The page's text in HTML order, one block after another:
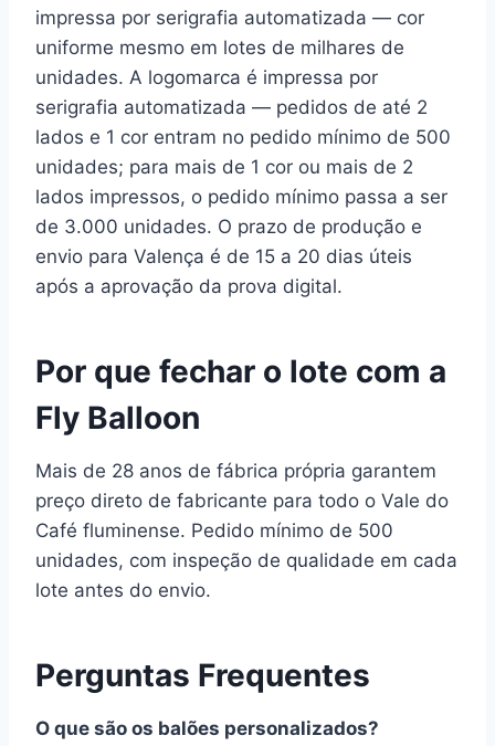
impressa por serigrafia automatizada — cor
uniforme mesmo em lotes de milhares de
unidades. A logomarca é impressa por
serigrafia automatizada — pedidos de até 2
lados e 1 cor entram no pedido mínimo de 500
unidades; para mais de 1 cor ou mais de 2
lados impressos, o pedido mínimo passa a ser
de 3.000 unidades. O prazo de produção e
envio para Valença é de 15 a 20 dias úteis
após a aprovação da prova digital.
Por que fechar o lote com a
Fly Balloon
Mais de 28 anos de fábrica própria garantem
preço direto de fabricante para todo o Vale do
Café fluminense. Pedido mínimo de 500
unidades, com inspeção de qualidade em cada
lote antes do envio.
Perguntas Frequentes
O que são os balões personalizados?